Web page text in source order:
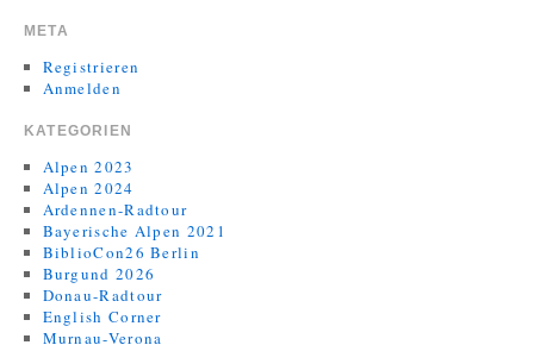
META
Registrieren
Anmelden
KATEGORIEN
Alpen 2023
Alpen 2024
Ardennen-Radtour
Bayerische Alpen 2021
BiblioCon26 Berlin
Burgund 2026
Donau-Radtour
English Corner
Murnau-Verona